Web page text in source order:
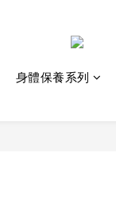
身體保養系列